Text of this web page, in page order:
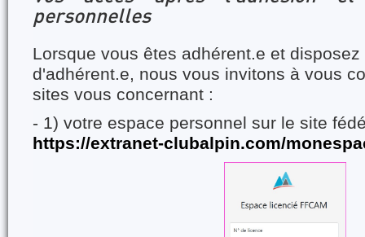
personnelles
Lorsque vous êtes adhérent.e et
d'adhérent.e, nous vous invitons à vous
sites vous concernant :
- 1) votre espace personnel sur le site
https://extranet-clubalpin.com/